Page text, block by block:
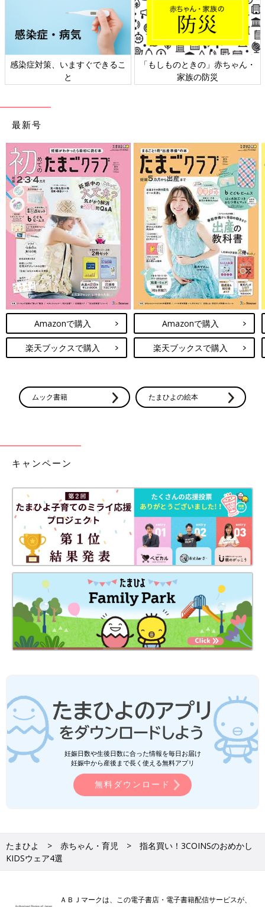
るこ
「もしものときの」赤ちゃん・
日本外来小児科学会リー
ト検討会
最新号
Amazonで購入
楽天ブックスで購入
Amazonで購入
楽天ブックスで購入
ムック書籍 たまひよの絵本
キャンペーン
妊娠日数や生後日数に合った情報を毎日お届け
妊娠中から産後まで長く使える無料アプリ
無料ダウンロード
たまひよ 赤ちゃん・育児
指名買い！3COINSのおめかし
KIDSウェア4選
ＡＢＪマークは、この電子書店・電子書籍配信サービスが、